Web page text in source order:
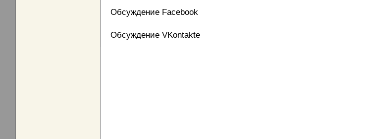
Обсуждение Facebook
Обсуждение VKontakte